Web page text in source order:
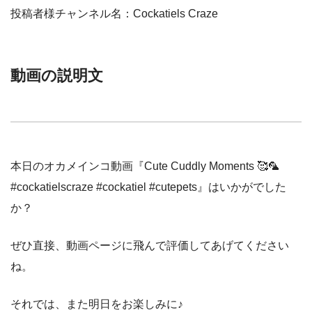
投稿者様チャンネル名：Cockatiels Craze
動画の説明文
本日のオカメインコ動画『Cute Cuddly Moments 🥰🦜
#cockatielscraze #cockatiel #cutepets』はいかがでした
か？
ぜひ直接、動画ページに飛んで評価してあげてください
ね。
それでは、また明日をお楽しみに♪